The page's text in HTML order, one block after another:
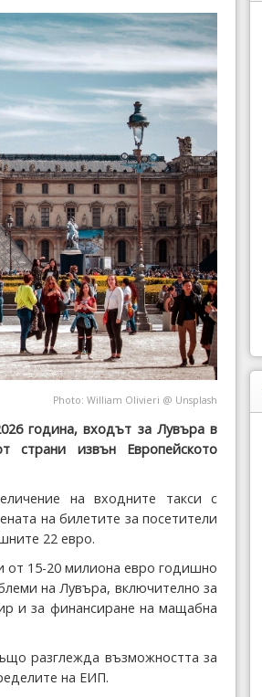
Photo: William Olivieri @ Unsplash
година, входът за Лувъра в
страни извън Европейското
на входните такси с
на билетите за посетители
22 евро.
от 15-20 милиона евро годишно
на Лувъра, включително за
и за финансиране на мащабна
разглежда възможността за
на ЕИП.